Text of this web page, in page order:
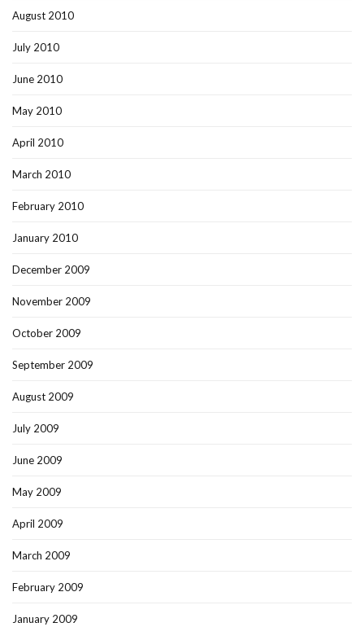
August 2010
July 2010
June 2010
May 2010
April 2010
March 2010
February 2010
January 2010
December 2009
November 2009
October 2009
September 2009
August 2009
July 2009
June 2009
May 2009
April 2009
March 2009
February 2009
January 2009